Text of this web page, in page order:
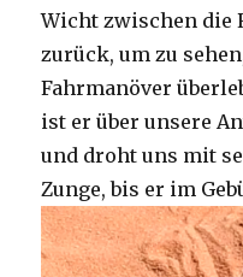
Wicht zwischen die
zurück, um zu
Fahrmanöver
ist er über unsere
und droht uns mit
Zunge, bis er im